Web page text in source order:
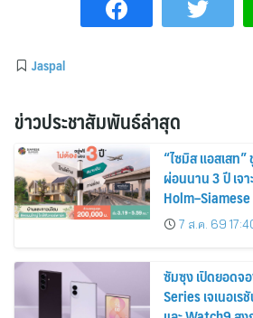
Jaspal
ข่าวประชาสัมพันธ์ล่าสุด
“ไซมิส แอสเสท
ผ่อนนาน 3 ปี เจ
ส่วนลดและสิทธิพิ
2569
7 ส.ค. 69
ซัมซุง เปิดยอดจ
Series เจเนอเ